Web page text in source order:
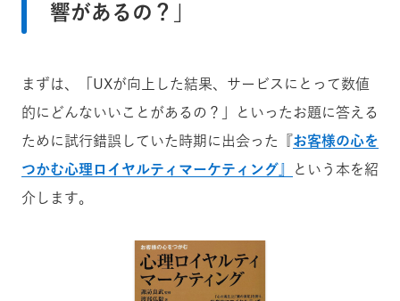
響があるの？」
まずは、「UXが向上した結果、サービスにとって数値
的にどんないいことがあるの？」といったお題に答える
ために試行錯誤していた時期に出会った『お客様の心を
つかむ心理ロイヤルティマーケティング
という本を紹
介します。